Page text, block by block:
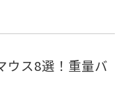
ウス8選！重量バ